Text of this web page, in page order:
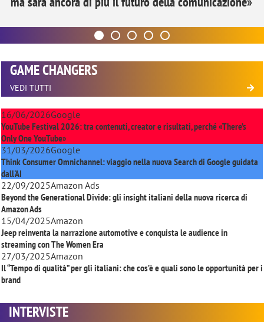
GAME CHANGERS
VEDI TUTTI
16/06/2026Google
YouTube Festival 2026: tra contenuti, creator e risultati, perché «There’s
Only One YouTube»
31/03/2026Google
Think Consumer Omnichannel: viaggio nella nuova Search di Google guidata
dall'AI
22/09/2025Amazon Ads
Beyond the Generational Divide: gli insight italiani della nuova ricerca di
Amazon Ads
15/04/2025Amazon
Jeep reinventa la narrazione automotive e conquista le audience in
streaming conThe Women Era
27/03/2025Amazon
Il “Tempo di qualità” per gli italiani: che cos’è e quali sono le opportunità per i
brand
INTERVISTE